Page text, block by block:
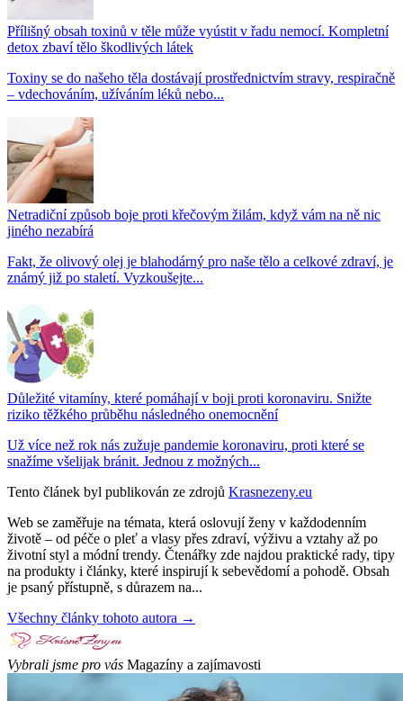
Přílišný obsah toxinů v těle může vyústit v řadu nemocí. Kompletní
detox zbaví tělo škodlivých látek
Toxiny se do našeho těla dostávají prostřednictvím stravy, respiračně
– vdechováním, užíváním léků nebo...
Netradiční způsob boje proti křečovým žilám, když vám na ně nic
jiného nezabírá
Fakt, že olivový olej je blahodárný pro naše tělo a celkové zdraví, je
známý již po staletí. Vyzkoušejte...
Důležité vitamíny, které pomáhají v boji proti koronaviru. Snižte
riziko těžkého průběhu následného onemocnění
Už více než rok nás zužuje pandemie koronaviru, proti které se
snažíme všelijak bránit. Jednou z možných...
Tento článek byl publikován ze zdrojů Krasnezeny.eu
Web se zaměřuje na témata, která oslovují ženy v každodenním
životě – od péče o pleť a vlasy přes zdraví, výživu a vztahy až po
životní styl a módní trendy. Čtenářky zde najdou praktické rady, tipy
na produkty i články, které inspirují k sebevědomí a pohodě. Obsah
je psaný přístupně, s důrazem na...
Všechny články tohoto autora →
Vybrali jsme pro vás Magazíny a zajímavosti